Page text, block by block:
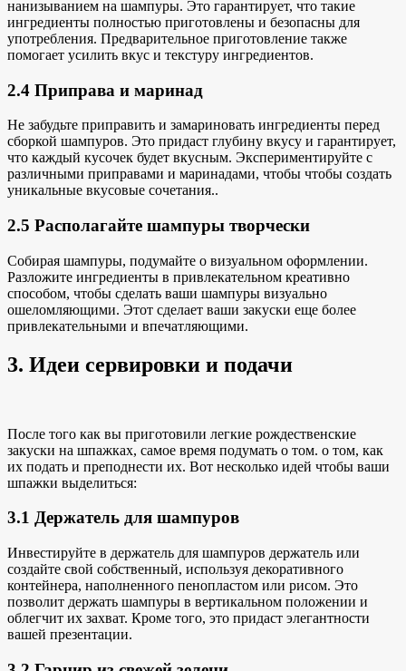
нанизыванием на шампуры. Это гарантирует, что такие
ингредиенты полностью приготовлены и безопасны для
употребления. Предварительное приготовление также
помогает усилить вкус и текстуру ингредиентов.
2.4 Приправа и маринад
Не забудьте приправить и замариновать ингредиенты перед
сборкой шампуров. Это придаст глубину вкусу и гарантирует,
что каждый кусочек будет вкусным. Экспериментируйте с
различными приправами и маринадами, чтобы чтобы создать
уникальные вкусовые сочетания..
2.5 Располагайте шампуры творчески
Собирая шампуры, подумайте о визуальном оформлении.
Разложите ингредиенты в привлекательном креативно
способом, чтобы сделать ваши шампуры визуально
ошеломляющими. Этот сделает ваши закуски еще более
привлекательными и впечатляющими.
3. Идеи сервировки и подачи
После того как вы приготовили легкие рождественские
закуски на шпажках, самое время подумать о том. о том, как
их подать и преподнести их. Вот несколько идей чтобы ваши
шпажки выделиться:
3.1 Держатель для шампуров
Инвестируйте в держатель для шампуров держатель или
создайте свой собственный, используя декоративного
контейнера, наполненного пенопластом или рисом. Это
позволит держать шампуры в вертикальном положении и
облегчит их захват. Кроме того, это придаст элегантности
вашей презентации.